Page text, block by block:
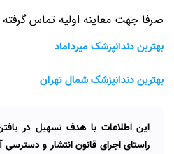
صرفا جهت معاینه اولیه تماس
بهترین دندانپزشک میرداماد
بهترین دندانپزشک شمال تهران
این اطلاعات با هدف تسهیل در
راستای اجرای قانون انتشار و